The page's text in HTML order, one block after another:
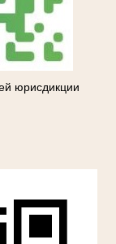
юрисдикции